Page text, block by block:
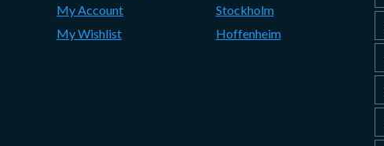
My Account
My Wishlist
Stockholm
Hoffenheim